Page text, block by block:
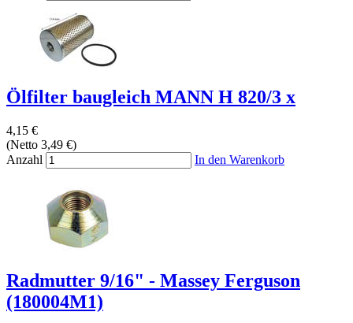
Ölfilter baugleich MANN H 820/3 x
4,15 €
(Netto 3,49 €)
Anzahl
In den Warenkorb
Radmutter 9/16" - Massey Ferguson
(180004M1)